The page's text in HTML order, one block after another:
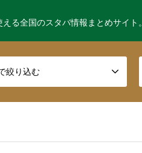
る全国のスタバ情報まとめサイト。
絞り込む